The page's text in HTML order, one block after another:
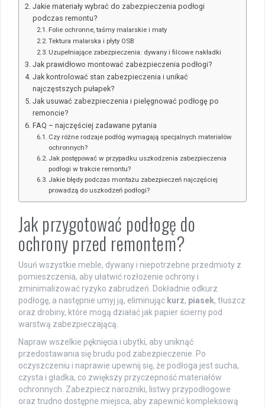
Jakie materiały wybrać do zabezpieczenia podłogi
podczas remontu?
Folie ochronne, taśmy malarskie i maty
Tektura malarska i płyty OSB
Uzupełniające zabezpieczenia: dywany i filcowe nakładki
Jak prawidłowo montować zabezpieczenia podłogi?
Jak kontrolować stan zabezpieczenia i unikać
najczęstszych pułapek?
Jak usuwać zabezpieczenia i pielęgnować podłogę po
remoncie?
FAQ – najczęściej zadawane pytania
Czy różne rodzaje podłóg wymagają specjalnych materiałów
ochronnych?
Jak postępować w przypadku uszkodzenia zabezpieczenia
podłogi w trakcie remontu?
Jakie błędy podczas montażu zabezpieczeń najczęściej
prowadzą do uszkodzeń podłogi?
Jak przygotować podłogę do
ochrony przed remontem?
Usuń wszystkie meble, dywany i niepotrzebne przedmioty z
pomieszczenia, aby ułatwić rozłożenie ochrony i
zminimalizować ryzyko zabrudzeń. Dokładnie odkurz
podłogę, a następnie umyj ją, eliminując kurz, piasek, tłuszcz
oraz drobiny, które mogą działać jak papier ścierny pod
warstwą zabezpieczającą.
Napraw wszelkie pęknięcia i ubytki, aby uniknąć
przedostawania się brudu pod zabezpieczenie. Po
oczyszczeniu i naprawie upewnij się, że podłoga jest sucha,
czysta i gładka, co zwiększy przyczepność materiałów
ochronnych. Zabezpiecz narożniki, listwy przypodłogowe
oraz trudno dostępne miejsca, aby zapewnić kompleksową